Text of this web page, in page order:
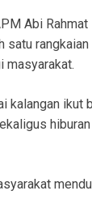
Abi
satu
masyarakat.
kalangan ikut